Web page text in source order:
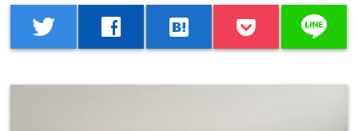
twitter facebook hatenabookmark line